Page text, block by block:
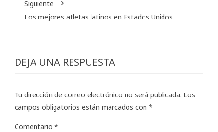
Siguiente
Los mejores atletas latinos en Estados Unidos
DEJA UNA RESPUESTA
Tu dirección de correo electrónico no será publicada. Los
campos obligatorios están marcados con *
Comentario *